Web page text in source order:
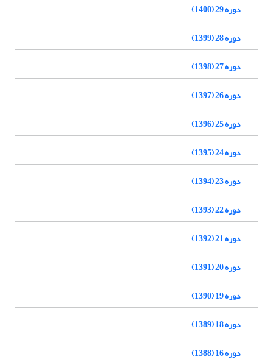
دوره 29 (1400)
دوره 28 (1399)
دوره 27 (1398)
دوره 26 (1397)
دوره 25 (1396)
دوره 24 (1395)
دوره 23 (1394)
دوره 22 (1393)
دوره 21 (1392)
دوره 20 (1391)
دوره 19 (1390)
دوره 18 (1389)
دوره 16 (1388)